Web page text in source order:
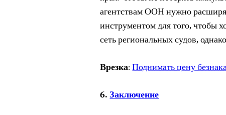
агентствам ООН нужно
инструментом для того, чтобы
сеть региональных судов,
Врезка:Поднимать цену
6.Заключение